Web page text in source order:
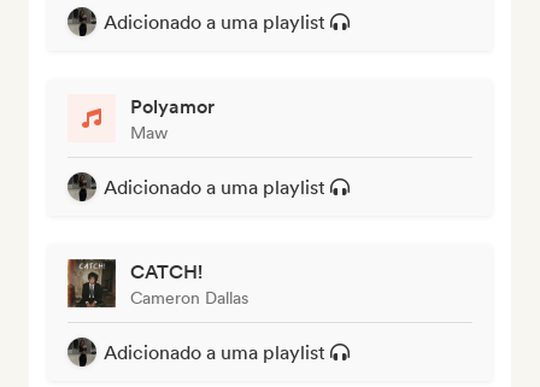
Adicionado a uma playlist
Polyamor
Maw
Adicionado a uma playlist
CATCH!
Cameron Dallas
Adicionado a uma playlist